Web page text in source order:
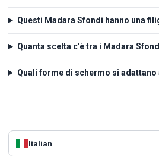
Questi Madara Sfondi hanno una
Quanta scelta c'è tra i Madara
Quali forme di schermo si
Italian